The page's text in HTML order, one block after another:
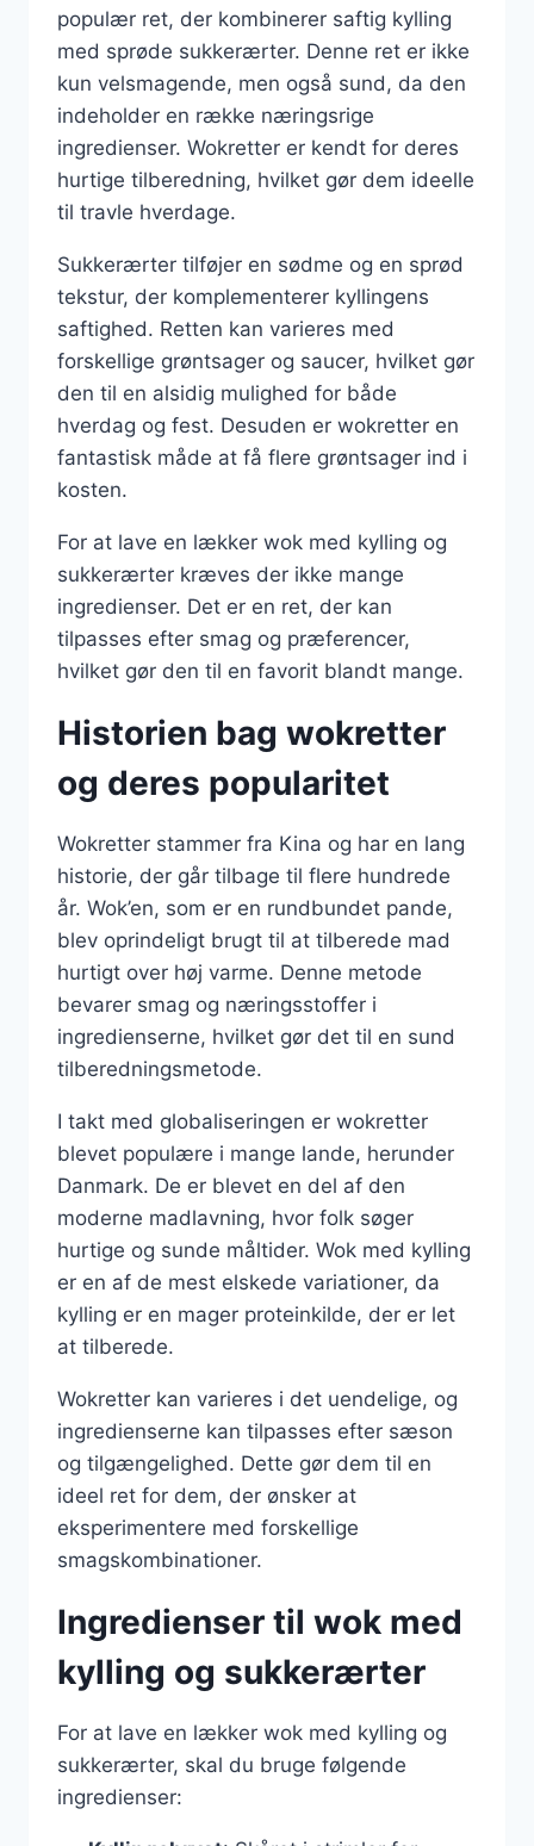
populær ret, der kombinerer saftig kylling
med sprøde sukkerærter. Denne ret er ikke
kun velsmagende, men også sund, da den
indeholder en række næringsrige
ingredienser. Wokretter er kendt for deres
hurtige tilberedning, hvilket gør dem ideelle
til travle hverdage.
Sukkerærter tilføjer en sødme og en sprød
tekstur, der komplementerer kyllingens
saftighed. Retten kan varieres med
forskellige grøntsager og saucer, hvilket gør
den til en alsidig mulighed for både
hverdag og fest. Desuden er wokretter en
fantastisk måde at få flere grøntsager ind i
kosten.
For at lave en lækker wok med kylling og
sukkerærter kræves der ikke mange
ingredienser. Det er en ret, der kan
tilpasses efter smag og præferencer,
hvilket gør den til en favorit blandt mange.
Historien bag wokretter
og deres popularitet
Wokretter stammer fra Kina og har en lang
historie, der går tilbage til flere hundrede
år. Wok’en, som er en rundbundet pande,
blev oprindeligt brugt til at tilberede mad
hurtigt over høj varme. Denne metode
bevarer smag og næringsstoffer i
ingredienserne, hvilket gør det til en sund
tilberedningsmetode.
I takt med globaliseringen er wokretter
blevet populære i mange lande, herunder
Danmark. De er blevet en del af den
moderne madlavning, hvor folk søger
hurtige og sunde måltider. Wok med kylling
er en af de mest elskede variationer, da
kylling er en mager proteinkilde, der er let
at tilberede.
Wokretter kan varieres i det uendelige, og
ingredienserne kan tilpasses efter sæson
og tilgængelighed. Dette gør dem til en
ideel ret for dem, der ønsker at
eksperimentere med forskellige
smagskombinationer.
Ingredienser til wok med
kylling og sukkerærter
For at lave en lækker wok med kylling og
sukkerærter, skal du bruge følgende
ingredienser: